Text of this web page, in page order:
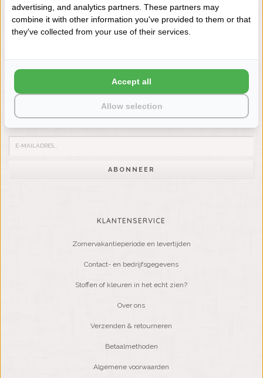
LIENSLINNENWINKEL.NL
VRAGEN? BEL DAN
Wilt u op de hoogte blijven?
Word lid van onze mailinglijst:
ABONNEER
KLANTENSERVICE
Zomervakantieperiode en levertijden
Contact- en bedrijfsgegevens
Stoffen of kleuren in het echt zien?
Over ons
Verzenden & retourneren
Betaalmethoden
Algemene voorwaarden
advertising, and analytics partners. These partners may
combine it with other information you've provided to them or that
they've collected from your use of their services.
Allow selection
Accept all